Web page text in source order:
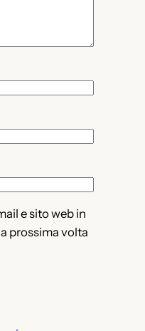
e sito web in
prossima volta